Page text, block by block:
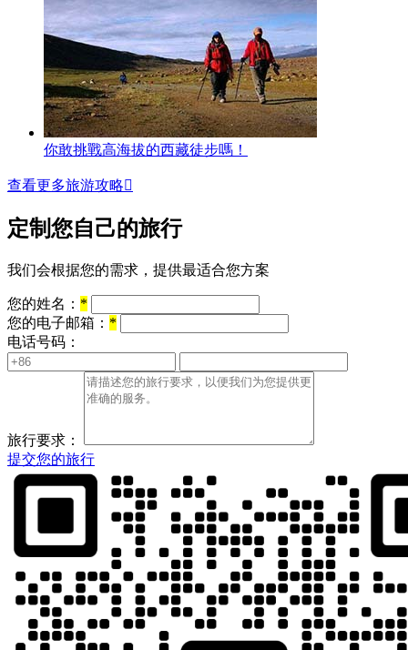
你敢挑戰高海拔的西藏徒步嗎！
查看更多旅游攻略
定制您自己的旅行
我们会根据您的需求，提供最适合您方案
您的姓名： *
您的电子邮箱： *
电话号码：
旅行要求：
提交您的旅行